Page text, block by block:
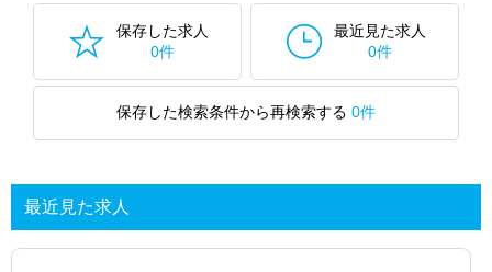
保存した求人
0件
最近見た求人
0件
保存した検索条件から再検索する 0件
最近見た求人